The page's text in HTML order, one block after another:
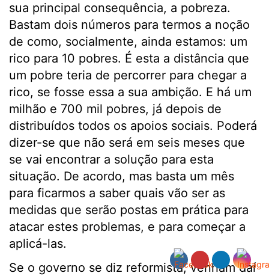
sua principal consequência, a pobreza.
Bastam dois números para termos a noção
de como, socialmente, ainda estamos: um
rico para 10 pobres. É esta a distância que
um pobre teria de percorrer para chegar a
rico, se fosse essa a sua ambição. E há um
milhão e 700 mil pobres, já depois de
distribuídos todos os apoios sociais. Poderá
dizer-se que não será em seis meses que
se vai encontrar a solução para esta
situação. De acordo, mas basta um mês
para ficarmos a saber quais vão ser as
medidas que serão postas em prática para
atacar estes problemas, e para começar a
aplicá-las.
Se o governo se diz reformista, venham daí